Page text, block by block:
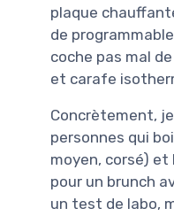
plaque
de
coche pas mal
et carafe
Concrètement,
personnes qui
moyen, corsé) et
pour un brunch
un test de labo,